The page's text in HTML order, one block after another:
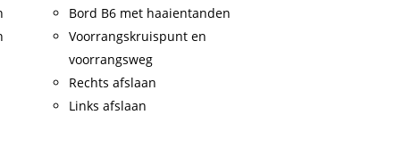
Bord B6 met haaientanden
Voorrangskruispunt en
voorrangsweg
Rechts afslaan
Links afslaan